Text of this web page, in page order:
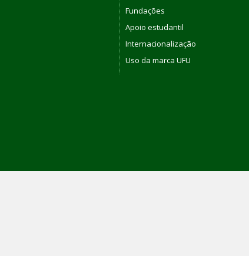
Fundações
Apoio estudantil
Internacionalização
Uso da marca UFU